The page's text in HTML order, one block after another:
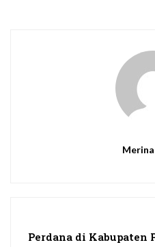
Perdana di Kabupaten